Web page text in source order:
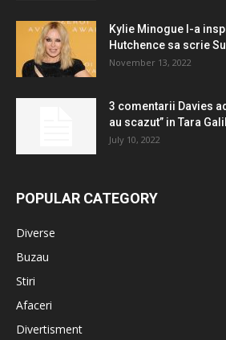
Kylie Minogue l-a
Hutchence sa scrie
November 13, 2022
3 comentarii Davies
au scazut” in Tara
July 10, 2022
POPULAR CATEGORY
Diverse
Buzau
Stiri
Afaceri
Divertisment